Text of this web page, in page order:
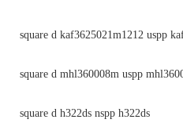
square d kaf3625021m1212 uspp
square d mhl360008m uspp
square d h322ds nspp h322ds